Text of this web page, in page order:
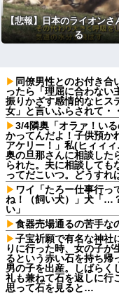
【悲報】日本のライオンさ
る
同僚男性とのお付き合
ったら「理屈に合わない
振りかざす感情的なヒス
女」と言いふらされて・
3/4隣奥「オラァ！い
かってんだよ！子供預か
アケリー！」私(ヒィィ
奥の旦那さんに相談した
られた。夫に相談しても
ってだこいつ。どうすれ
ワイ「たろー仕事行っ
ね！（飼い犬）」犬「…
い」
食器売場通るの苦手な
子宝祈願で有名な神社
りに行った時、女の子が
るという赤い石を持ち帰
男の子を出産。しばらく
礼も兼ねて石を返しに行
思って石を見ると…